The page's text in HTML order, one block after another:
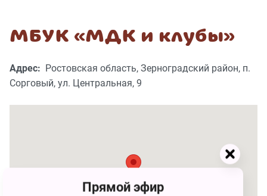
МБУК «МДК и клубы»
Адрес: Ростовская область, Зерноградский район, п.
Сорговый, ул. Центральная, 9
Прямой эфир